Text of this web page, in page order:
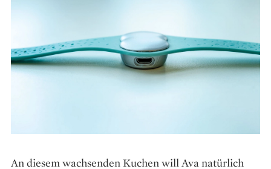
An diesem wachsenden Kuchen will Ava natürlich